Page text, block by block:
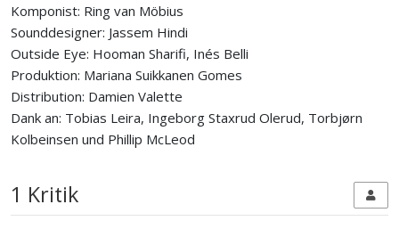
Komponist: Ring van Möbius
Sounddesigner: Jassem Hindi
Outside Eye: Hooman Sharifi, Inés Belli
Produktion: Mariana Suikkanen Gomes
Distribution: Damien Valette
Dank an: Tobias Leira, Ingeborg Staxrud Olerud, Torbjørn
Kolbeinsen und Phillip McLeod
1 Kritik